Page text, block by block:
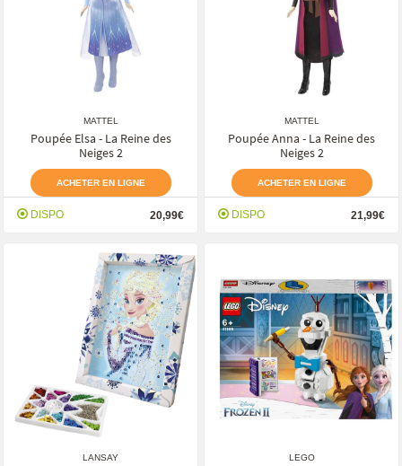
MATTEL
Poupée Elsa - La Reine des
Neiges 2
ACHETER EN LIGNE
DISPO 20,99€
MATTEL
Poupée Anna - La Reine des
Neiges 2
ACHETER EN LIGNE
DISPO 21,99€
LANSAY LEGO